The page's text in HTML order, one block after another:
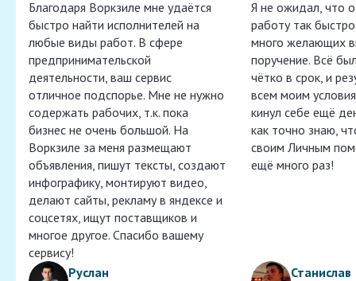
Благодаря Воркзиле мне удаётся
быстро найти исполнителей на
любые виды работ. В сфере
предпринимательской
деятельности, ваш сервис
отличное подспорье. Мне не нужно
содержать рабочих, т.к. пока
бизнес не очень большой. На
Воркзиле за меня размещают
объявления, пишут тексты, создают
инфографику, монтируют видео,
делают сайты, рекламу в яндексе и
соцсетях, ищут поставщиков и
многое другое. Спасибо вашему
сервису!
Руслан
Я не ожидал, что
работу так
много желающих
поручение. Всё
чётко в срок, и
всем моим
кинул себе ещё
как точно знаю,
своим Личным
ещё много раз!
Станислав